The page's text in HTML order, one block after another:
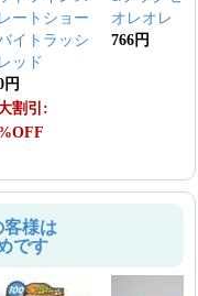
ートショー
イトラッシ
ッド
円
割引:
オレオレ
766円
様は
です